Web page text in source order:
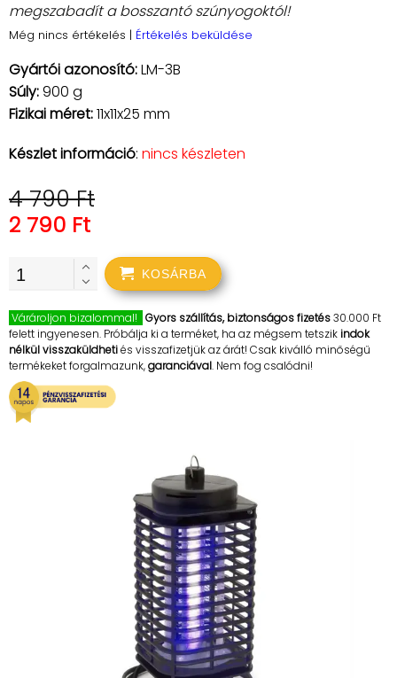
megszabadít a bosszantó szúnyogoktól!
Még nincs értékelés | Értékelés beküldése
Gyártói azonosító:LM-3B
Súly:900 g
Fizikai méret:11x11x25 mm
Készlet információ: nincs készleten
4 790 Ft
2 790 Ft
KOSÁRBA
Várároljon bizalommal! Gyors szállítás, biztonságos fizetés30.000 Ft
felett ingyenesen. Próbálja ki a terméket, ha az mégsem tetszikindok
nélkül visszaküldhetiés visszafizetjük az árát! Csak kiválló minőségű
termékeket forgalmazunk,garanciával. Nem fog csalódni!